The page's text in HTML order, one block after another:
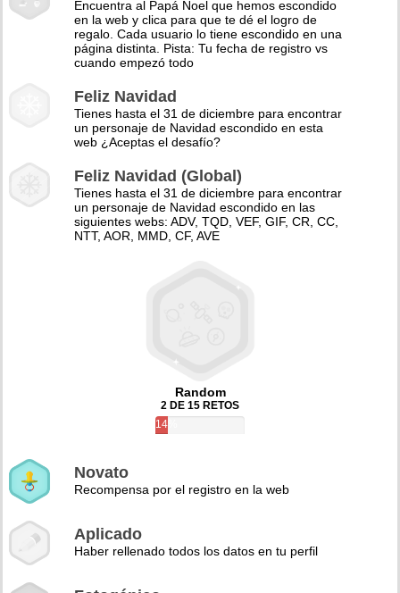
Encuentra al Papá Noel que hemos escondido
en la web y clica para que te dé el logro de
regalo. Cada usuario lo tiene escondido en una
página distinta. Pista: Tu fecha de registro vs
cuando empezó todo
Feliz Navidad
Tienes hasta el 31 de diciembre para encontrar
un personaje de Navidad escondido en esta
web ¿Aceptas el desafío?
Feliz Navidad (Global)
Tienes hasta el 31 de diciembre para encontrar
un personaje de Navidad escondido en las
siguientes webs: ADV, TQD, VEF, GIF, CR, CC,
NTT, AOR, MMD, CF, AVE
Random
2 DE 15 RETOS
14%
Novato
Recompensa por el registro en la web
Aplicado
Haber rellenado todos los datos en tu perfil